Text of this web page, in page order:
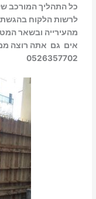
כל התהליך המורכב
לרשות הלקוח
מהעירייה ובשאר
​אים גם אתה רוצה
0526357702